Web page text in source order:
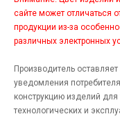
сайте может отличаться
продукции из-за
различных электронных
Производитель
уведомления
конструкцию изделий
технологических и